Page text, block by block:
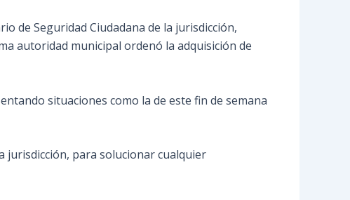
de Seguridad Ciudadana de la jurisdicción,
autoridad municipal ordenó la adquisición de
situaciones como la de este fin de semana
jurisdicción, para solucionar cualquier